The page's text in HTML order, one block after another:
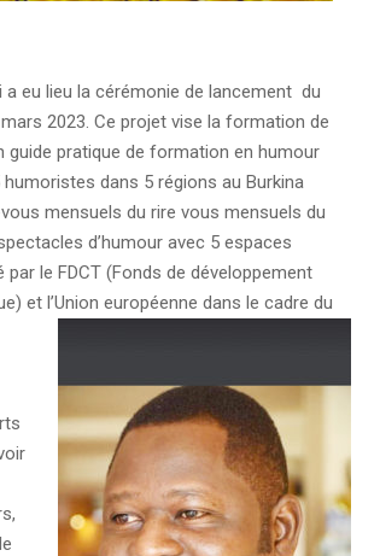
a eu lieu la cérémonie de lancement du
2023. Ce projet vise la formation de
guide pratique de formation en humour
dans 5 régions au Burkina
mensuels du rire vous mensuels du
d’humour avec 5 espaces
par le FDCT (Fonds de développement
et l’Union européenne dans le cadre du